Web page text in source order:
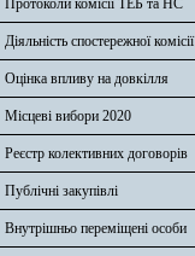
Протоколи комісії ТЕБ та НС
Діяльність спостережної комісії
Оцінка впливу на довкілля
Місцеві вибори 2020
Реєстр колективних договорів
Публічні закупівлі
Внутрішньо переміщені особи